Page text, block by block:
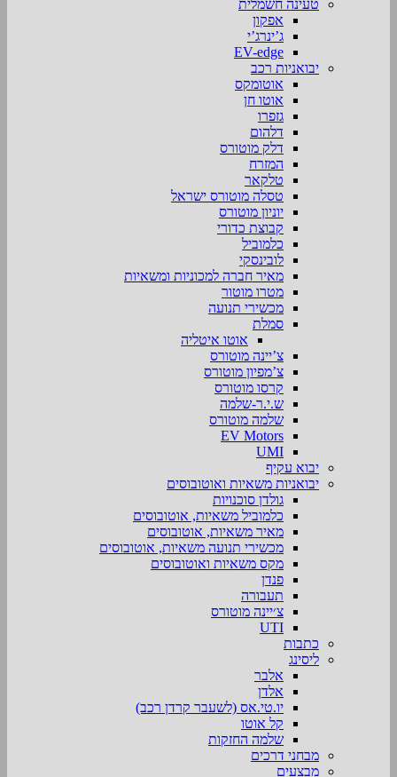
טעינה חשמלית
אפקון
ג’ינרג’י
EV-edge
יבואניות רכב
אוטומקס
אוטו חן
גזפרו
דלהום
דלק מוטורס
המזרח
טלקאר
טסלה מוטורס ישראל
יוניון מוטורס
קבוצת כדורי
כלמוביל
לובינסקי
מאיר חברה למכוניות ומשאיות
מטרו מוטור
מכשירי תנועה
סמלת
אוטו איטליה
צ’יינה מוטורס
צ’מפיון מוטורס
קרסו מוטורס
ש.י.ר-שלמה
שלמה מוטורס
EV Motors
UMI
יבוא עקיף
יבואניות משאיות ואוטובוסים
גולדן סוכנויות
כלמוביל משאיות, אוטובוסים
מאיר משאיות, אוטובוסים
מכשירי תנועה משאיות, אוטובוסים
מקס משאיות ואוטובוסים
פנדן
תעבורה
צ׳יינה מוטורס
UTI
כתבות
ליסינג
אלבר
אלדן
יו.טי.אס (לשעבר קרדן רכב)
קל אוטו
שלמה החזקות
מבחני דרכים
מבצעים